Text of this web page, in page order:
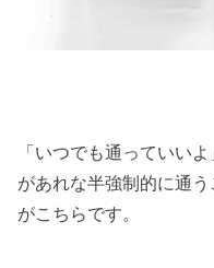
「いつでも通っていい
があれな半強制的に通
がこちらです。